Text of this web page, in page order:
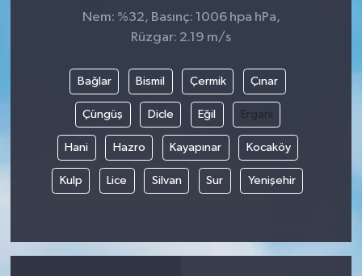
Nem: %32, Basınç: 1006 hpa hPa,
Rüzgar: 2.19 m/s
Bağlar Bismil Çermik Çınar
Çüngüş Dicle Eğil Ergani
Hani Hazro Kayapınar Kocaköy
Kulp Lice Silvan Sur Yenişehir